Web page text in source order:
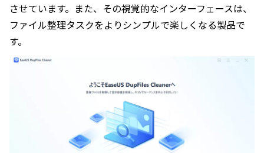
させています。また、その視覚的なインターフェースは、
ファイル整理タスクをよりシンプルで楽しくなる製品で
す。